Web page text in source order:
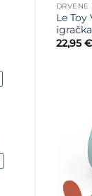
DRVENE
Le Toy
igračka
22,95 €